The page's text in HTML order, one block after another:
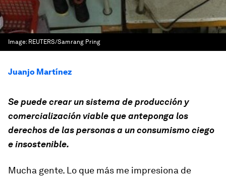
Image: REUTERS/Samrang Pring
Juanjo Martínez
Se puede crear un sistema de producción y
comercialización viable que anteponga los
derechos de las personas a un consumismo ciego
e insostenible.
Mucha gente. Lo que más me impresiona de